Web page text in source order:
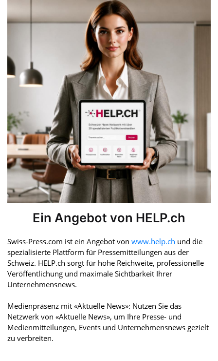
Ein Angebot von HELP.ch
Swiss-Press.com ist ein Angebot von www.help.ch und die
spezialisierte Plattform für Pressemitteilungen aus der
Schweiz. HELP.ch sorgt für hohe Reichweite, professionelle
Veröffentlichung und maximale Sichtbarkeit Ihrer
Unternehmensnews.
Medienpräsenz mit «Aktuelle News»: Nutzen Sie das
Netzwerk von «Aktuelle News», um Ihre Presse- und
Medienmitteilungen, Events und Unternehmensnews gezielt
zu verbreiten.